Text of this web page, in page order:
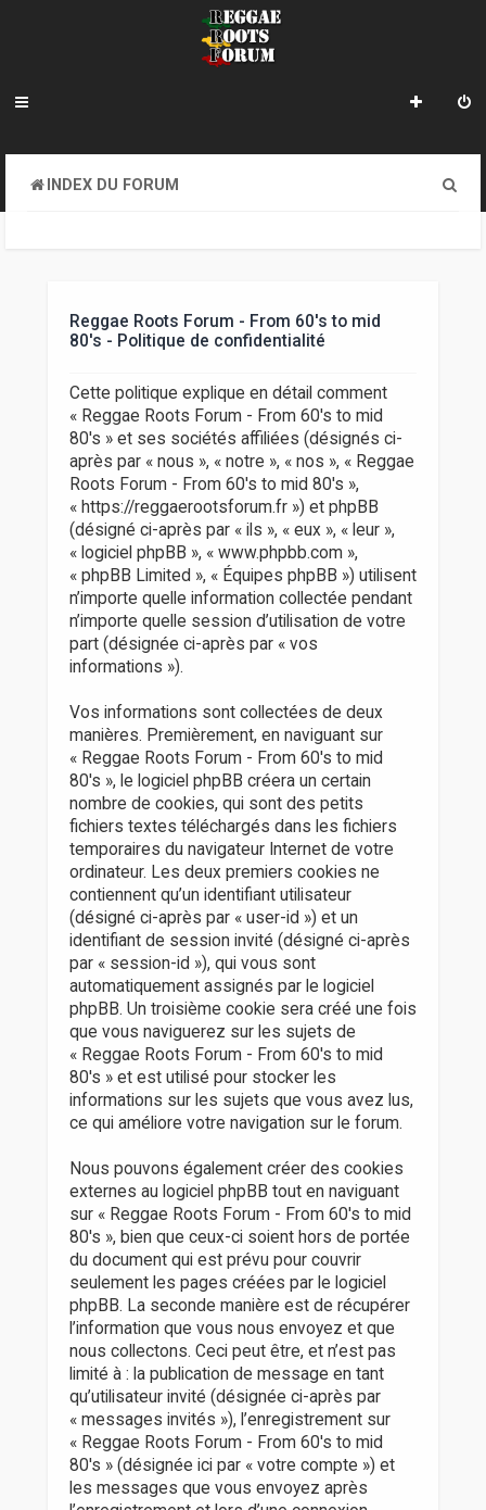
INDEX DU FORUM
Reggae Roots Forum - From 60's to mid
80's - Politique de confidentialité
Cette politique explique en détail comment
« Reggae Roots Forum - From 60's to mid
80's » et ses sociétés affiliées (désignés ci-
après par « nous », « notre », « nos », « Reggae
Roots Forum - From 60's to mid 80's »,
« https://reggaerootsforum.fr ») et phpBB
(désigné ci-après par « ils », « eux », « leur »,
« logiciel phpBB », « www.phpbb.com »,
« phpBB Limited », « Équipes phpBB ») utilisent
n’importe quelle information collectée pendant
n’importe quelle session d’utilisation de votre
part (désignée ci-après par « vos
informations »).
Vos informations sont collectées de deux
manières. Premièrement, en naviguant sur
« Reggae Roots Forum - From 60's to mid
80's », le logiciel phpBB créera un certain
nombre de cookies, qui sont des petits
fichiers textes téléchargés dans les fichiers
temporaires du navigateur Internet de votre
ordinateur. Les deux premiers cookies ne
contiennent qu’un identifiant utilisateur
(désigné ci-après par « user-id ») et un
identifiant de session invité (désigné ci-après
par « session-id »), qui vous sont
automatiquement assignés par le logiciel
phpBB. Un troisième cookie sera créé une fois
que vous naviguerez sur les sujets de
« Reggae Roots Forum - From 60's to mid
80's » et est utilisé pour stocker les
informations sur les sujets que vous avez lus,
ce qui améliore votre navigation sur le forum.
Nous pouvons également créer des cookies
externes au logiciel phpBB tout en naviguant
sur « Reggae Roots Forum - From 60's to mid
80's », bien que ceux-ci soient hors de portée
du document qui est prévu pour couvrir
seulement les pages créées par le logiciel
phpBB. La seconde manière est de récupérer
l’information que vous nous envoyez et que
nous collectons. Ceci peut être, et n’est pas
limité à : la publication de message en tant
qu’utilisateur invité (désignée ci-après par
« messages invités »), l’enregistrement sur
« Reggae Roots Forum - From 60's to mid
80's » (désignée ici par « votre compte ») et
les messages que vous envoyez après